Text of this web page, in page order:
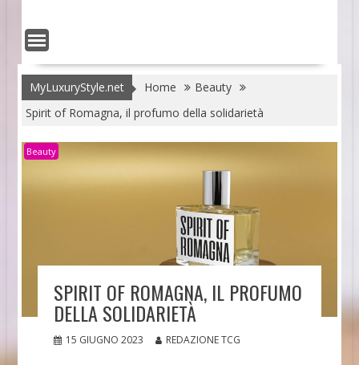
MyLuxuryStyle.net Home
Beauty
Spirit of Romagna, il profumo della solidarietà
Beauty
SPIRIT OF ROMAGNA, IL PROFUMO
DELLA SOLIDARIETÀ
15 GIUGNO 2023 REDAZIONE TCG